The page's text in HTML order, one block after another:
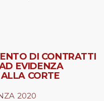
DI CONTRATTI
EVIDENZA
CORTE
2020